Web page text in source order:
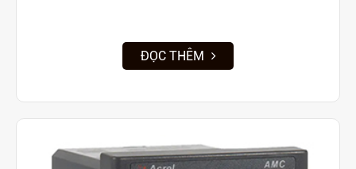
ĐỌC THÊM